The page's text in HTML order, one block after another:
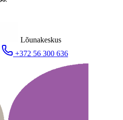
Lõunakeskus
+372 56 300 636